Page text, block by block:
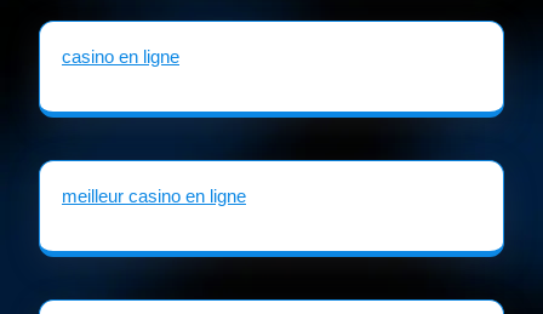
casino en ligne
meilleur casino en ligne